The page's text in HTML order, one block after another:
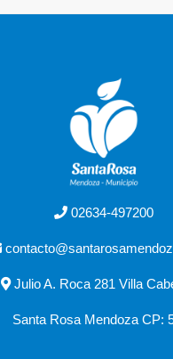
02634-497200
Julio A. Roca 281 Villa
Santa Rosa Mendoza CP: